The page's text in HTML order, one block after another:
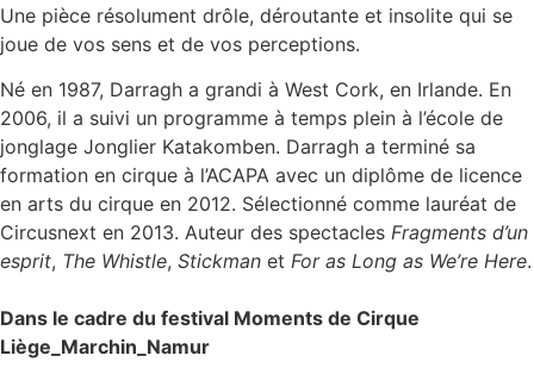
Une pièce résolument drôle, déroutante et insolite qui se
joue de vos sens et de vos perceptions.
Né en 1987, Darragh a grandi à West Cork, en Irlande. En
2006, il a suivi un programme à temps plein à l’école de
jonglage Jonglier Katakomben. Darragh a terminé sa
formation en cirque à l’ACAPA avec un diplôme de licence
en arts du cirque en 2012. Sélectionné comme lauréat de
Circusnext en 2013. Auteur des spectacles Fragments d’un
esprit, The Whistle, Stickman et For as Long as We’re Here.
Dans le cadre du festival Moments de Cirque
Liège_Marchin_Namur